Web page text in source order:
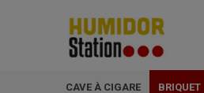
CAVE À CIGARE BRIQUET